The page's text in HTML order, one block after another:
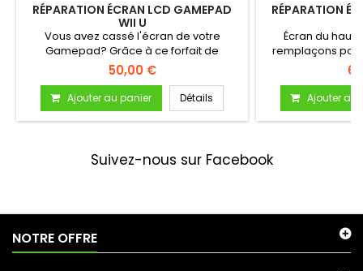
RÉPARATION ÉCRAN LCD GAMEPAD
WII U
Vous avez cassé l'écran de votre
Gamepad? Grâce à ce forfait de
remplacement...
50,00 €
Ajouter au panier Détails
RÉPARATION
Écran du haut
remplaçons
Ajouter au
Suivez-nous sur Facebook
NOTRE OFFRE